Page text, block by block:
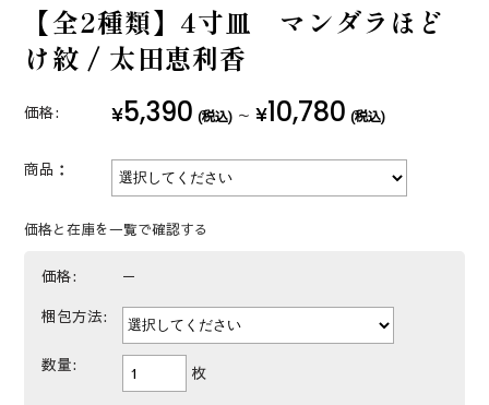
【全2種類】4寸皿 マンダラほど
け紋 / 太田恵利香
価格: ¥5,390 (税込) ～ ¥10,780 (税込)
商品：
価格と在庫を一覧で確認する
価格: －
梱包方法:
数量: 枚